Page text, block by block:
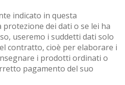
indicato in questa
protezione dei dati o se lei ha
useremo i suddetti dati solo
contratto, cioè per elaborare i
i prodotti ordinati o
pagamento del suo